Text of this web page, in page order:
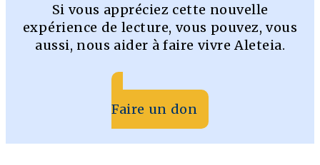
Si vous appréciez cette nouvelle
expérience de lecture, vous pouvez, vous
aussi, nous aider à faire vivre Aleteia.
Faire un don